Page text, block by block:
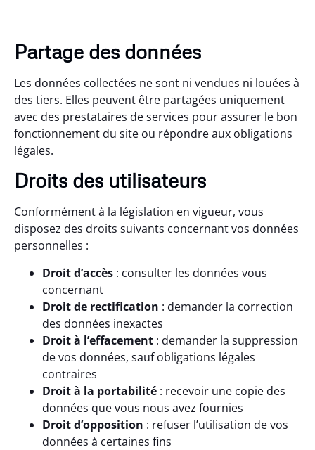
Partage des données
Les données collectées ne sont ni vendues ni louées à
des tiers. Elles peuvent être partagées uniquement
avec des prestataires de services pour assurer le bon
fonctionnement du site ou répondre aux obligations
légales.
Droits des utilisateurs
Conformément à la législation en vigueur, vous
disposez des droits suivants concernant vos données
personnelles :
Droit d’accès : consulter les données vous
concernant
Droit de rectification : demander la correction
des données inexactes
Droit à l’effacement : demander la suppression
de vos données, sauf obligations légales
contraires
Droit à la portabilité : recevoir une copie des
données que vous nous avez fournies
Droit d’opposition : refuser l’utilisation de vos
données à certaines fins